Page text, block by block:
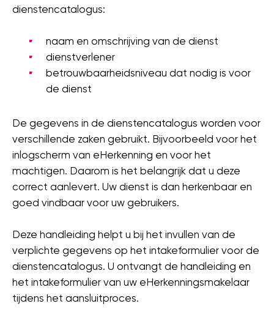
dienstencatalogus:
naam en omschrijving van de dienst
dienstverlener
betrouwbaarheidsniveau dat nodig is voor
de dienst
De gegevens in de dienstencatalogus worden voor
verschillende zaken gebruikt. Bijvoorbeeld voor het
inlogscherm van eHerkenning en voor het
machtigen. Daarom is het belangrijk dat u deze
correct aanlevert. Uw dienst is dan herkenbaar en
goed vindbaar voor uw gebruikers.
Deze handleiding helpt u bij het invullen van de
verplichte gegevens op het intakeformulier voor de
dienstencatalogus. U ontvangt de handleiding en
het intakeformulier van uw eHerkenningsmakelaar
tijdens het aansluitproces.